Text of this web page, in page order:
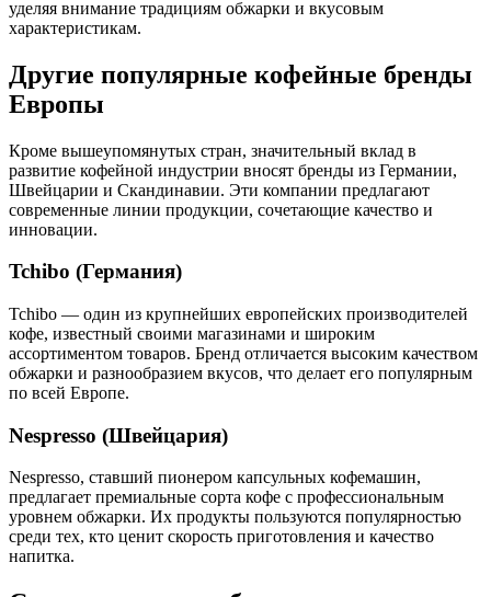
уделяя внимание традициям обжарки и вкусовым
характеристикам.
Другие популярные кофейные бренды
Европы
Кроме вышеупомянутых стран, значительный вклад в
развитие кофейной индустрии вносят бренды из Германии,
Швейцарии и Скандинавии. Эти компании предлагают
современные линии продукции, сочетающие качество и
инновации.
Tchibo (Германия)
Tchibo — один из крупнейших европейских производителей
кофе, известный своими магазинами и широким
ассортиментом товаров. Бренд отличается высоким качеством
обжарки и разнообразием вкусов, что делает его популярным
по всей Европе.
Nespresso (Швейцария)
Nespresso, ставший пионером капсульных кофемашин,
предлагает премиальные сорта кофе с профессиональным
уровнем обжарки. Их продукты пользуются популярностью
среди тех, кто ценит скорость приготовления и качество
напитка.